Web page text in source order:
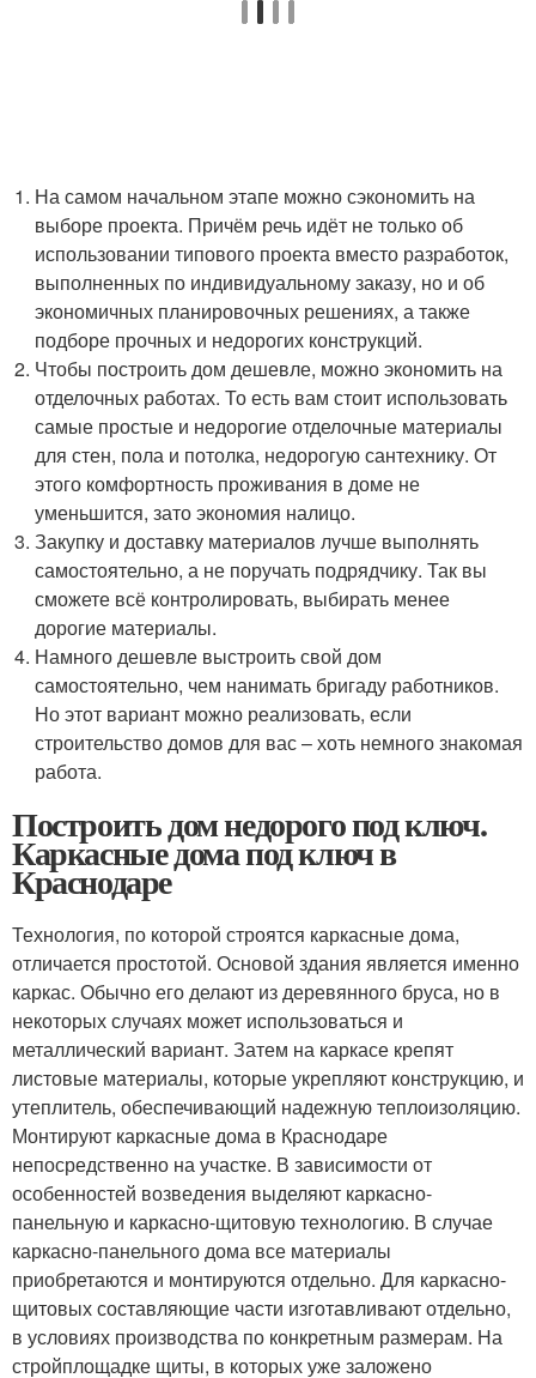
На самом начальном этапе можно сэкономить на
выборе проекта. Причём речь идёт не только об
использовании типового проекта вместо разработок,
выполненных по индивидуальному заказу, но и об
экономичных планировочных решениях, а также
подборе прочных и недорогих конструкций.
Чтобы построить дом дешевле, можно экономить на
отделочных работах. То есть вам стоит использовать
самые простые и недорогие отделочные материалы
для стен, пола и потолка, недорогую сантехнику. От
этого комфортность проживания в доме не
уменьшится, зато экономия налицо.
Закупку и доставку материалов лучше выполнять
самостоятельно, а не поручать подрядчику. Так вы
сможете всё контролировать, выбирать менее
дорогие материалы.
Намного дешевле выстроить свой дом
самостоятельно, чем нанимать бригаду работников.
Но этот вариант можно реализовать, если
строительство домов для вас – хоть немного знакомая
работа.
Построить дом недорого под ключ.
Каркасные дома под ключ в
Краснодаре
Технология, по которой строятся каркасные дома,
отличается простотой. Основой здания является именно
каркас. Обычно его делают из деревянного бруса, но в
некоторых случаях может использоваться и
металлический вариант. Затем на каркасе крепят
листовые материалы, которые укрепляют конструкцию, и
утеплитель, обеспечивающий надежную теплоизоляцию.
Монтируют каркасные дома в Краснодаре
непосредственно на участке. В зависимости от
особенностей возведения выделяют каркасно-
панельную и каркасно-щитовую технологию. В случае
каркасно-панельного дома все материалы
приобретаются и монтируются отдельно. Для каркасно-
щитовых составляющие части изготавливают отдельно,
в условиях производства по конкретным размерам. На
стройплощадке щиты, в которых уже заложено